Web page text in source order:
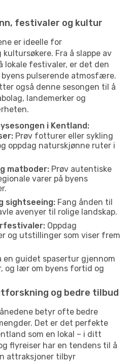
festivaler og kultur
er ideelle for
Fra å slappe av
lokale festivaler, er det den
pulserende atmosfære.
også denne sesongen til å
landemerker og
i Kentland:
Prøv fotturer eller sykling
oppdag naturskjønne ruter i
matboder: Prøv autentiske
varer på byens
sightseeing: Fang ånden til
avenyer til rolige landskap.
Oppdag
og utstillinger som viser frem
en guidet spasertur gjennom
og lær om byens fortid og
og bedre tilbud
betyr ofte bedre
Det er det perfekte
som en lokal – i ditt
flyreiser har en tendens til å
attraksjoner tilbyr